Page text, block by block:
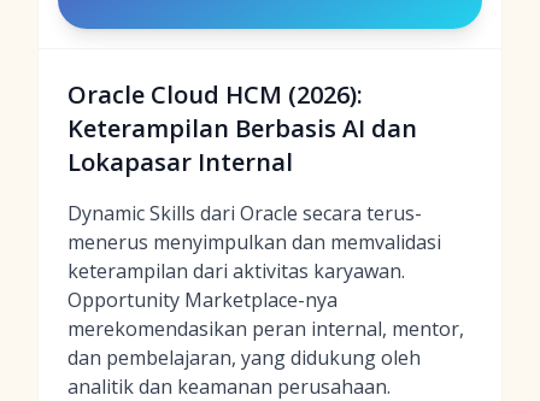
Oracle Cloud HCM (2026):
Keterampilan Berbasis AI dan
Lokapasar Internal
Dynamic Skills dari Oracle secara terus-
menerus menyimpulkan dan memvalidasi
keterampilan dari aktivitas karyawan.
Opportunity Marketplace-nya
merekomendasikan peran internal, mentor,
dan pembelajaran, yang didukung oleh
analitik dan keamanan perusahaan.